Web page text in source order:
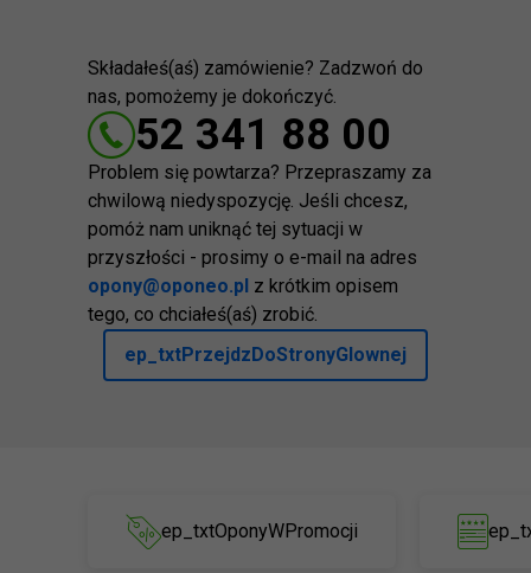
Składałeś(aś) zamówienie? Zadzwoń do
nas, pomożemy je dokończyć.
52 341 88 00
Problem się powtarza? Przepraszamy za
chwilową niedyspozycję. Jeśli chcesz,
pomóż nam uniknąć tej sytuacji w
przyszłości - prosimy o e-mail na adres
opony@oponeo.pl z krótkim opisem
tego, co chciałeś(aś) zrobić.
ep_txtPrzejdzDoStronyGlownej
ep_txtOponyWPromocji